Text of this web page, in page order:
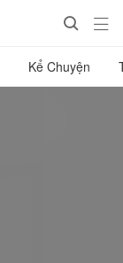
 
Kể Chuyện